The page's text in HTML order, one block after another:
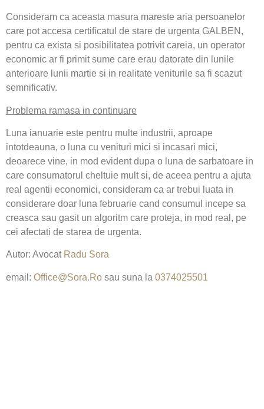
Consideram ca aceasta masura mareste aria persoanelor
care pot accesa certificatul de stare de urgenta GALBEN,
pentru ca exista si posibilitatea potrivit careia, un operator
economic ar fi primit sume care erau datorate din lunile
anterioare lunii martie si in realitate veniturile sa fi scazut
semnificativ.
Problema ramasa in continuare
Luna ianuarie este pentru multe industrii, aproape
intotdeauna, o luna cu venituri mici si incasari mici,
deoarece vine, in mod evident dupa o luna de sarbatoare in
care consumatorul cheltuie mult si, de aceea pentru a ajuta
real agentii economici, consideram ca ar trebui luata in
considerare doar luna februarie cand consumul incepe sa
creasca sau gasit un algoritm care proteja, in mod real, pe
cei afectati de starea de urgenta.
Autor: Avocat Radu Sora
email: Office@Sora.Ro sau suna la 0374025501